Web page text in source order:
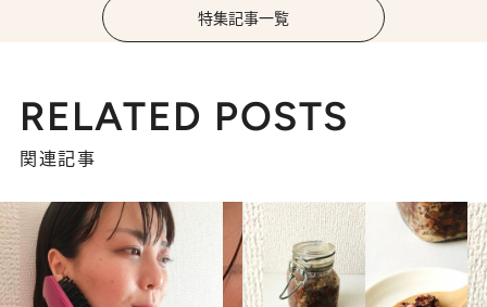
特集記事一覧
RELATED POSTS
関連記事